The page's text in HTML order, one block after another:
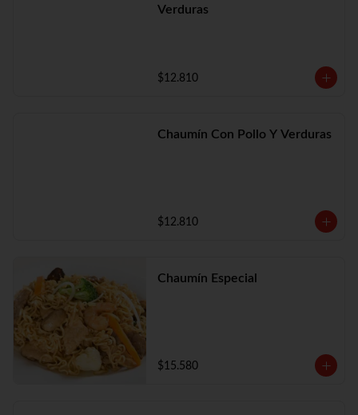
Verduras
$12.810
Chaumín Con Pollo Y Verduras
$12.810
Chaumín Especial
$15.580